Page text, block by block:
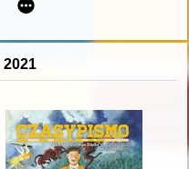
"Chronica Polonorum"
2021